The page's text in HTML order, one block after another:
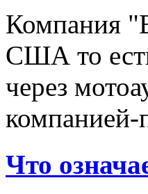
Компания
США то
через
компанией-
Что